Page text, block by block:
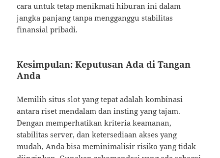
cara untuk tetap menikmati hiburan ini dalam
jangka panjang tanpa mengganggu stabilitas
finansial pribadi.
Kesimpulan: Keputusan Ada di Tangan
Anda
Memilih situs slot yang tepat adalah kombinasi
antara riset mendalam dan insting yang tajam.
Dengan memperhatikan kriteria keamanan,
stabilitas server, dan ketersediaan akses yang
mudah, Anda bisa meminimalisir risiko yang tidak